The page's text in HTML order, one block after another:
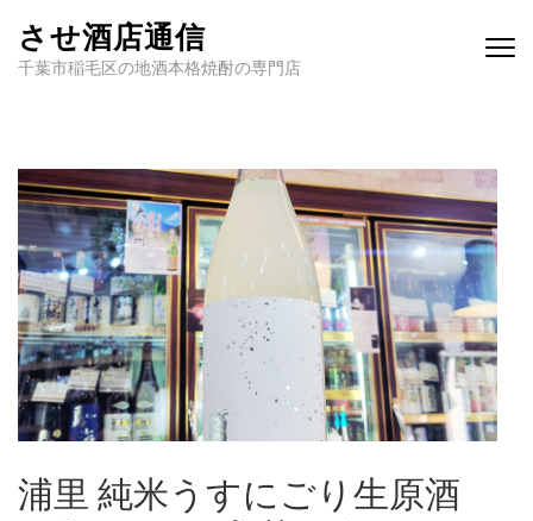
させ酒店通信
千葉市稲毛区の地酒本格焼酎の専門店
浦里 純米うすにごり生原酒